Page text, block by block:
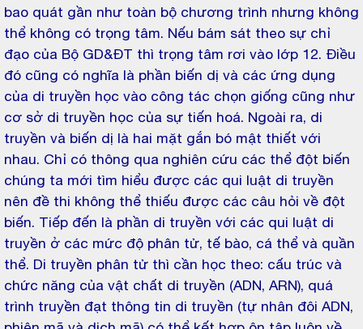
bao quát gần như toàn bộ chương trình nhưng không
thể không có trọng tâm. Nếu bám sát theo sự chỉ
đạo của Bộ GD&ĐT thì trọng tâm rơi vào lớp 12. Điều
đó cũng có nghĩa là phần biến dị và các ứng dụng
của di truyền học vào công tác chọn giống cũng như
cơ sở di truyền học của sự tiến hoá. Ngoài ra, di
truyền và biến dị là hai mặt gắn bó mật thiết với
nhau. Chỉ có thông qua nghiên cứu các thể đột biến
chúng ta mới tìm hiểu được các qui luật di truyền
nên đề thi không thể thiếu được các câu hỏi về đột
biến. Tiếp đến là phần di truyền với các qui luật di
truyền ở các mức độ phân tử, tế bào, cá thể và quần
thể. Di truyền phân tử thì cần học theo: cấu trúc và
chức năng của vật chất di truyền (ADN, ARN), quá
trình truyền đạt thông tin di truyền (tự nhân đôi ADN,